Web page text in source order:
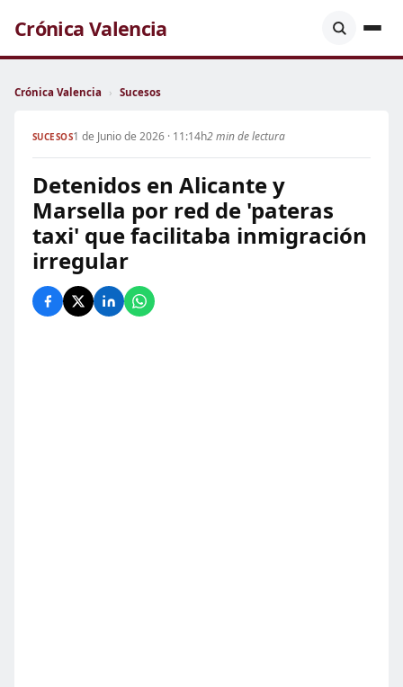
Crónica Valencia
Crónica Valencia › Sucesos
SUCESOS1 de Junio de 2026 · 11:14h2 min de lectura
Detenidos en Alicante y
Marsella por red de 'pateras
taxi' que facilitaba inmigración
irregular